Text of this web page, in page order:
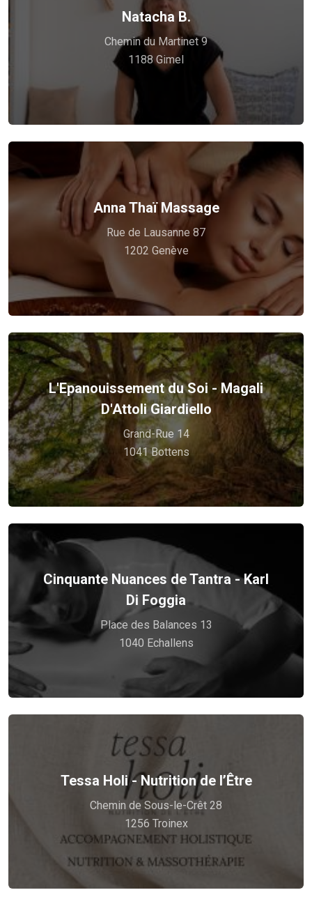
Natacha B.
Chemin du Martinet 9
1188 Gimel
Thérapeute et praticienne certifiée agréée Asca
Voir plus
Anna Thaï Massage
Rue de Lausanne 87
1202 Genève
Laissez-nous prendre soin de vous et régénérer
votre corps avec nos massages traditionnels et
relaxants.
Voir plus
L'Epanouissement du Soi - Magali
D'Attoli Giardiello
Grand-Rue 14
1041 Bottens
Thérapeute en kinésiologie agréée ASCA
Voir plus
Cinquante Nuances de Tantra - Karl
Di Foggia
Place des Balances 13
1040 Echallens
Prendre le chemin des arts de l'amour, de la
sensualité et sexualité épanouie!
Tessa Holi - Nutrition de l’Être
Chemin de Sous-le-Crêt 28
1256 Troinex
Nutrition holistique et Massothérapie féminine
Voir plus